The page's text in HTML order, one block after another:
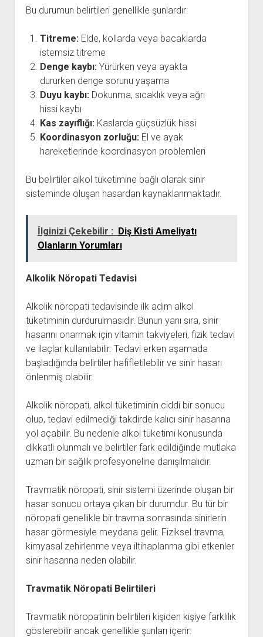
Bu durumun belirtileri genellikle şunlardır:
Titreme: Elde, kollarda veya bacaklarda
istemsiz titreme
Denge kaybı: Yürürken veya ayakta
dururken denge sorunu yaşama
Duyu kaybı: Dokunma, sıcaklık veya ağrı
hissi kaybı
Kas zayıflığı: Kaslarda güçsüzlük hissi
Koordinasyon zorluğu: El ve ayak
hareketlerinde koordinasyon problemleri
Bu belirtiler alkol tüketimine bağlı olarak sinir
sisteminde oluşan hasardan kaynaklanmaktadır.
İlginizi Çekebilir : Diş Kisti Ameliyatı
Olanların Yorumları
Alkolik Nöropati Tedavisi
Alkolik nöropati tedavisinde ilk adım alkol
tüketiminin durdurulmasıdır. Bunun yanı sıra, sinir
hasarını onarmak için vitamin takviyeleri, fizik tedavi
ve ilaçlar kullanılabilir. Tedavi erken aşamada
başladığında belirtiler hafifletilebilir ve sinir hasarı
önlenmiş olabilir.
Alkolik nöropati, alkol tüketiminin ciddi bir sonucu
olup, tedavi edilmediği takdirde kalıcı sinir hasarına
yol açabilir. Bu nedenle alkol tüketimi konusunda
dikkatli olunmalı ve belirtiler fark edildiğinde mutlaka
uzman bir sağlık profesyoneline danışılmalıdır.
Travmatik nöropati, sinir sistemi üzerinde oluşan bir
hasar sonucu ortaya çıkan bir durumdur. Bu tür bir
nöropati genellikle bir travma sonrasında sinirlerin
hasar görmesiyle meydana gelir. Fiziksel travma,
kimyasal zehirlenme veya iltihaplanma gibi etkenler
sinir hasarına neden olabilir.
Travmatik Nöropati Belirtileri
Travmatik nöropatinin belirtileri kişiden kişiye farklılık
gösterebilir ancak genellikle şunları içerir: